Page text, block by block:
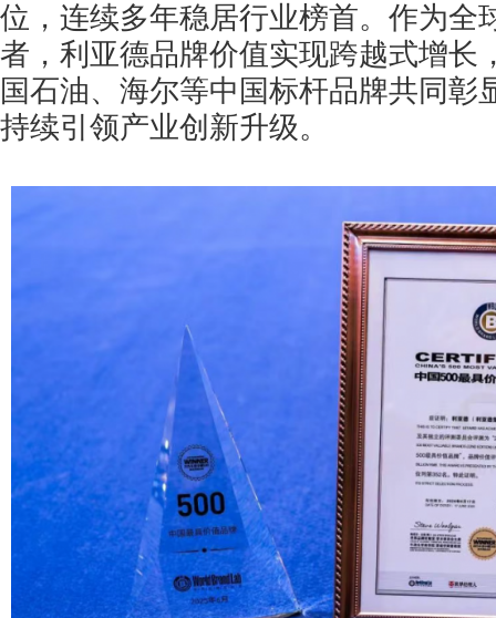
位，连续多年稳居行业榜首。作为全
者，利亚德品牌价值实现跨越式增长
国石油、海尔等中国标杆品牌共同彰
持续引领产业创新升级。